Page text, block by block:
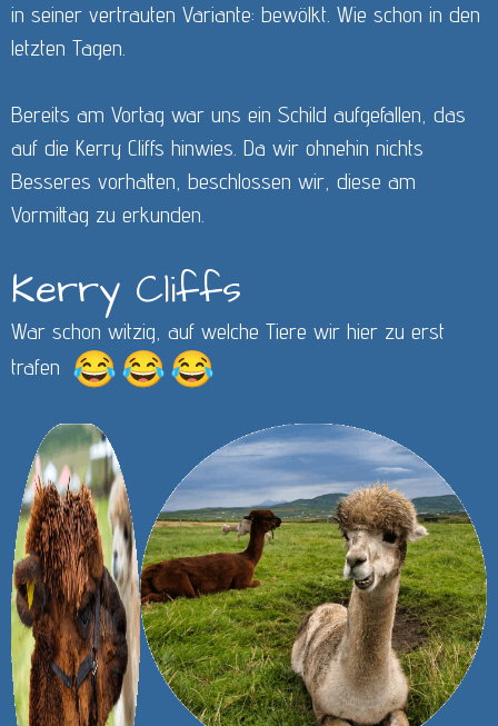
in seiner vertrauten Variante: bewölkt. Wie schon in den
letzten Tagen.
Bereits am Vortag war uns ein Schild aufgefallen, das
auf die Kerry Cliffs hinwies. Da wir ohnehin nichts
Besseres vorhatten, beschlossen wir, diese am
Vormittag zu erkunden.
Kerry Cliffs
War schon witzig, auf welche Tiere wir hier zu erst
trafen